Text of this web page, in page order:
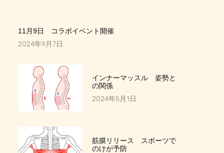
11月9日 コラボイベント開催
2024年9月7日
インナーマッスル 姿勢と
の関係
2024年5月1日
筋膜リリース スポーツで
のけが予防